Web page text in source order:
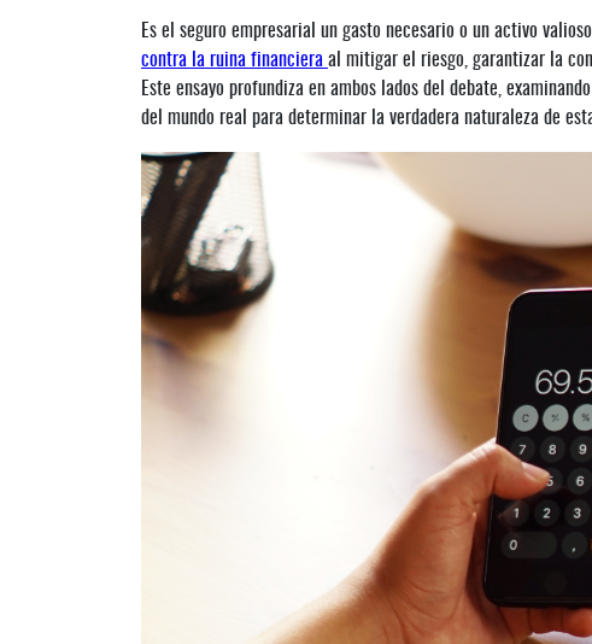
Es el seguro empresarial un gasto necesario o un activo
contra la ruina financiera al mitigar el riesgo, garantizar la
Este ensayo profundiza en ambos lados del debate,
del mundo real para determinar la verdadera naturaleza de